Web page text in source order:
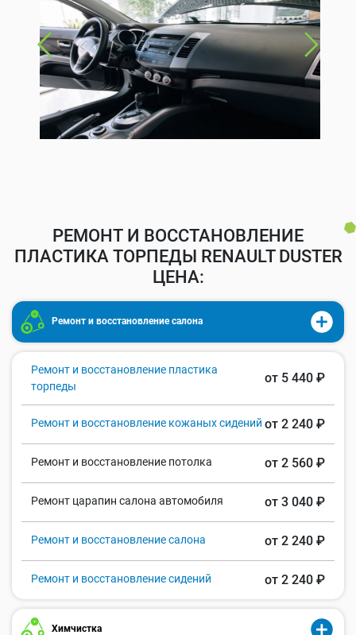
РЕМОНТ И ВОССТАНОВЛЕНИЕ
ПЛАСТИКА ТОРПЕДЫ RENAULT DUSTER
ЦЕНА:
Ремонт и восстановление салона
Ремонт и восстановление пластика
торпеды
от 5 440 ₽
Ремонт и восстановление кожаных сидений от 2 240 ₽
Ремонт и восстановление потолка от 2 560 ₽
Ремонт царапин салона автомобиля от 3 040 ₽
Ремонт и восстановление салона от 2 240 ₽
Ремонт и восстановление сидений от 2 240 ₽
Химчистка